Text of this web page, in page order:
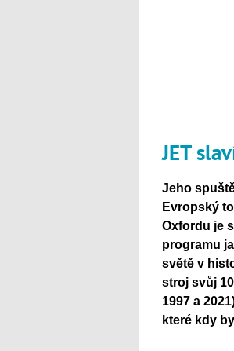
JET
Jeho
Evropský
Oxfordu je
programu
světě v
stroj svůj
1997 a
které kdy